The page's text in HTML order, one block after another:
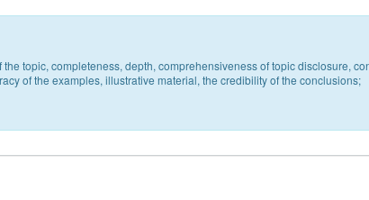
topic, completeness, depth, comprehensiveness of topic disclosure,
of the examples, illustrative material, the credibility of the conclusions;